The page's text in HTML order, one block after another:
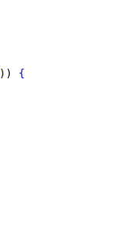
)) {